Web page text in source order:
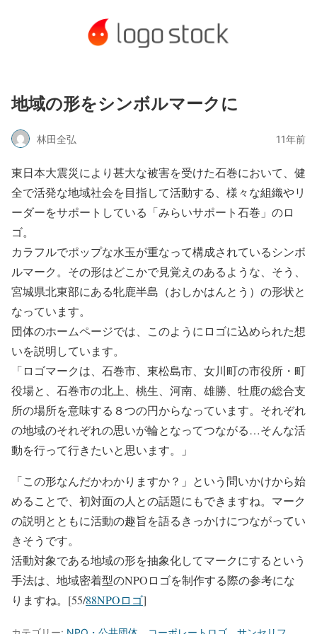
地域の形をシンボルマークに
林田全弘 11年前
東日本大震災により甚大な被害を受けた石巻において、健
全で活発な地域社会を目指して活動する、様々な組織やリ
ーダーをサポートしている「みらいサポート石巻」のロ
ゴ。
カラフルでポップな水玉が重なって構成されているシンボ
ルマーク。その形はどこかで見覚えのあるような、そう、
宮城県北東部にある牝鹿半島（おしかはんとう）の形状と
なっています。
団体のホームページでは、このようにロゴに込められた想
いを説明しています。
「ロゴマークは、石巻市、東松島市、女川町の市役所・町
役場と、石巻市の北上、桃生、河南、雄勝、牡鹿の総合支
所の場所を意味する８つの円からなっています。それぞれ
の地域のそれぞれの思いが輪となってつながる…そんな活
動を行って行きたいと思います。」
「この形なんだかわかりますか？」という問いかけから始
めることで、初対面の人との話題にもできますね。マーク
の説明とともに活動の趣旨を語るきっかけにつながってい
きそうです。
活動対象である地域の形を抽象化してマークにするという
手法は、地域密着型のNPOロゴを制作する際の参考にな
りますね。[55/88NPOロゴ]